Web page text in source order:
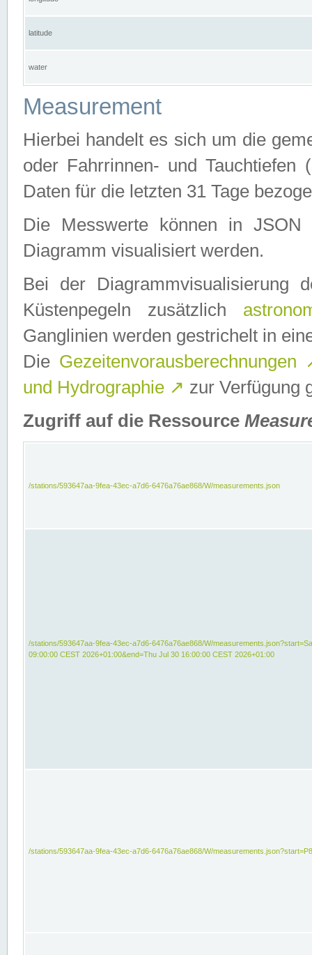
latitude
water
Measurement
Hierbei handelt es sich um die
oder Fahrrinnen- und Tauchtiefen
Daten für die letzten 31 Tage
Die Messwerte können in
Diagramm visualisiert werden.
Bei der Diagrammvisualisierung
Küstenpegeln zusätzlich
Ganglinien werden gestrichelt in
Die Gezeitenvorausberechnungen
und Hydrographie ↗ zur Verfügung
Zugriff auf die Ressource
/stations/593647aa-9fea-43ec-a7d6-6476a76ae868/W/measurements.json
/stations/593647aa-9fea-43ec-a7d6-6476a76ae868/W/
09:00:00 CEST 2026+01:00&end=Thu Jul 30 16:00:00 CEST 2026+01:00
/stations/593647aa-9fea-43ec-a7d6-6476a76ae868/W/